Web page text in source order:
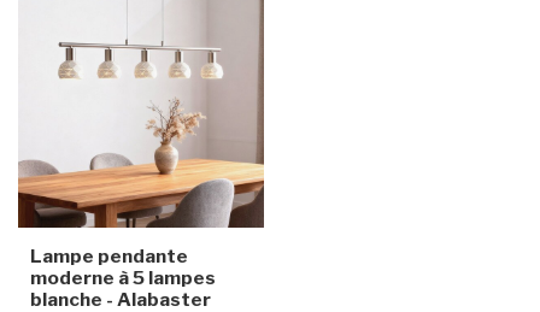
Lampe pendante
moderne à 5 lampes
blanche - Alabaster